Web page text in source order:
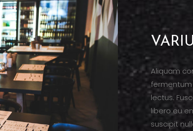
Aliquam
fermentum
lectus.
libero eu
suscipit